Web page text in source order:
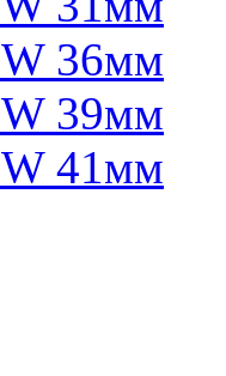
36мм
39мм
41мм